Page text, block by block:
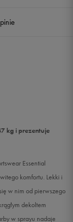
kg i prezentuje
Essential
komfortu. Lekki i
w nim od pierwszego
dekoltem
w sprayu nadaje